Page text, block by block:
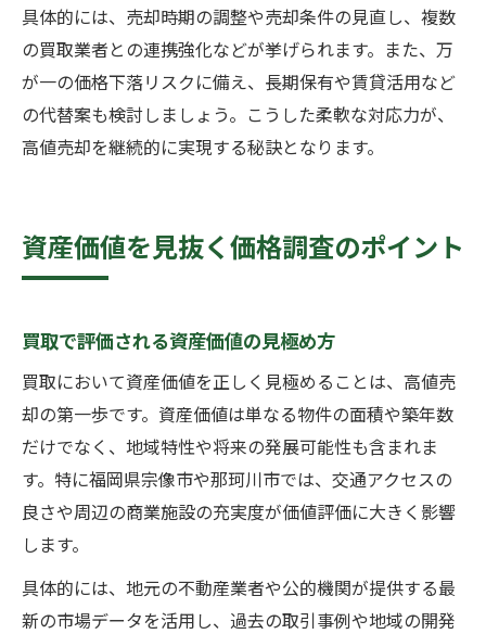
具体的には、売却時期の調整や売却条件の見直し、複数
の買取業者との連携強化などが挙げられます。また、万
が一の価格下落リスクに備え、長期保有や賃貸活用など
の代替案も検討しましょう。こうした柔軟な対応力が、
高値売却を継続的に実現する秘訣となります。
資産価値を見抜く価格調査のポイント
買取で評価される資産価値の見極め方
買取において資産価値を正しく見極めることは、高値売
却の第一歩です。資産価値は単なる物件の面積や築年数
だけでなく、地域特性や将来の発展可能性も含まれま
す。特に福岡県宗像市や那珂川市では、交通アクセスの
良さや周辺の商業施設の充実度が価値評価に大きく影響
します。
具体的には、地元の不動産業者や公的機関が提供する最
新の市場データを活用し、過去の取引事例や地域の開発